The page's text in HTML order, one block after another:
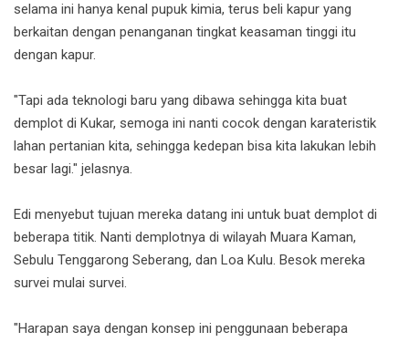
selama ini hanya kenal pupuk kimia, terus beli kapur yang
berkaitan dengan penanganan tingkat keasaman tinggi itu
dengan kapur.
"Tapi ada teknologi baru yang dibawa sehingga kita buat
demplot di Kukar, semoga ini nanti cocok dengan karateristik
lahan pertanian kita, sehingga kedepan bisa kita lakukan lebih
besar lagi." jelasnya.
Edi menyebut tujuan mereka datang ini untuk buat demplot di
beberapa titik. Nanti demplotnya di wilayah Muara Kaman,
Sebulu Tenggarong Seberang, dan Loa Kulu. Besok mereka
survei mulai survei.
"Harapan saya dengan konsep ini penggunaan beberapa